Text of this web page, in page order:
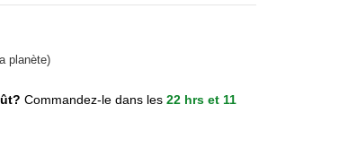
la planète)
Commandez-le dans les 22 hrs et 11